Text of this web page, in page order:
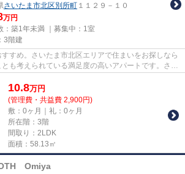
さいたま市北区別所町 １１２９－１０
万円
：築1年未満 ｜募集中： 1室
3階建
すめ。さいたま市北区エリアで住まいをお探しなら
とも考えられている満足度の高いアパートです。さい
10.8万円
(管理費・共益費 2,900円)
敷：0ヶ月｜礼：0ヶ月
所在階：3階
間取り：2LDK
面積：58.13㎡
Omiya